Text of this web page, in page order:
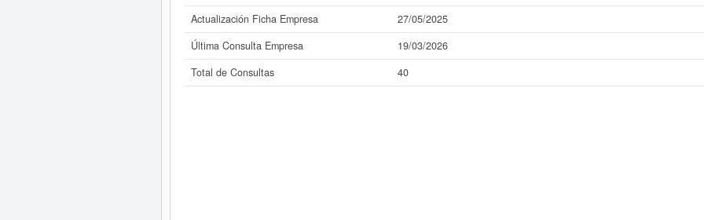
Actualización Ficha Empresa
27/05/2025
Última Consulta Empresa
19/03/2026
Total de Consultas
40